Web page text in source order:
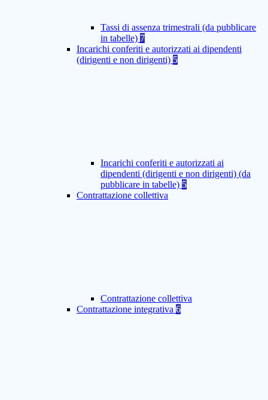
Tassi di assenza trimestrali (da pubblicare
in tabelle) 7
Incarichi conferiti e autorizzati ai dipendenti
(dirigenti e non dirigenti) 5
Incarichi conferiti e autorizzati ai
dipendenti (dirigenti e non dirigenti) (da
pubblicare in tabelle) 5
Contrattazione collettiva
Contrattazione collettiva
Contrattazione integrativa 6